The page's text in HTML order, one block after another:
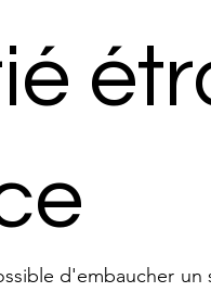
d'embaucher un